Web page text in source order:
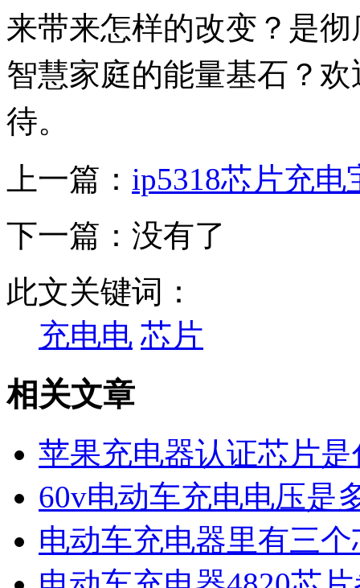
来带来怎样的改变？是
智慧家庭的能量基石？
待。
上一篇： ip5318芯片充电
下一篇：没有了
此文关键词：
充电电 芯片
相关文章
苹果充电器认证芯片是
60v电动车充电电压是
电动车充电器里有三个